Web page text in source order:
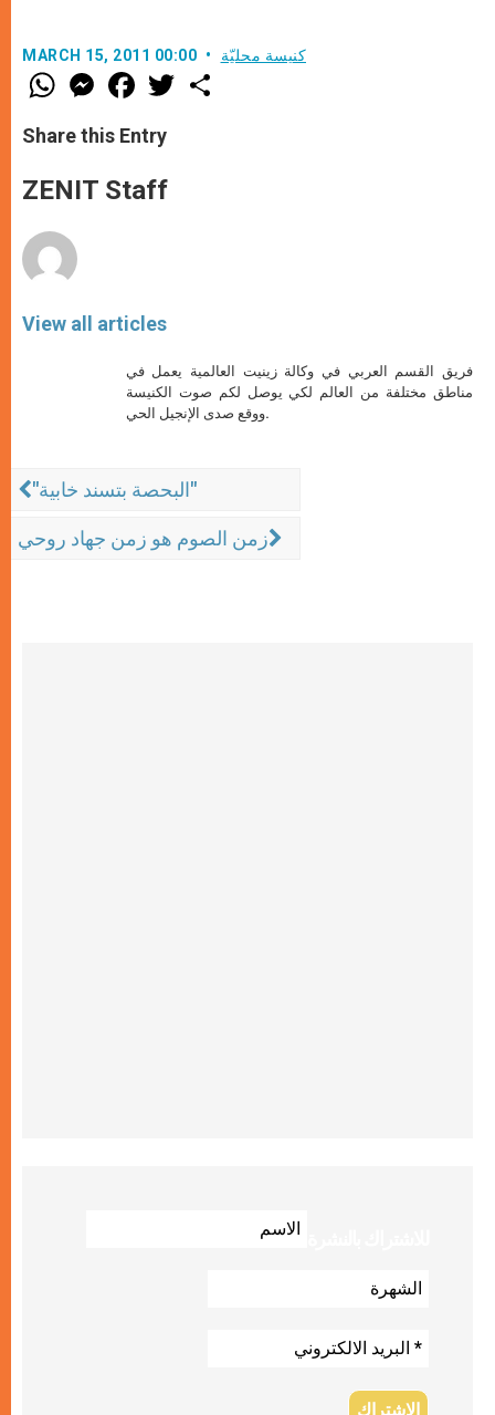
MARCH 15, 2011 00:00 كنيسة محليّة
W
h
t
s
p
p
M
e
s
e
g
e
F
a
e
b
o
k
w
Share this Entry
ZENIT Staff
View all articles
فريق القسم العربي في وكالة زينيت العالمية يعمل في
مناطق مختلفة من العالم لكي يوصل لكم صوت الكنيسة
ووقع صدى الإنجيل الحي.
"البحصة بتسند خابية"
زمن الصوم هو زمن جهاد روحي